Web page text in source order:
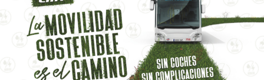
contenido